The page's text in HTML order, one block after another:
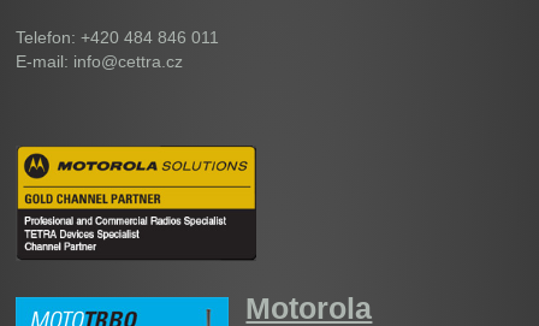
Telefon: +420 484 846 011
E-mail: info@cettra.cz
Motorola